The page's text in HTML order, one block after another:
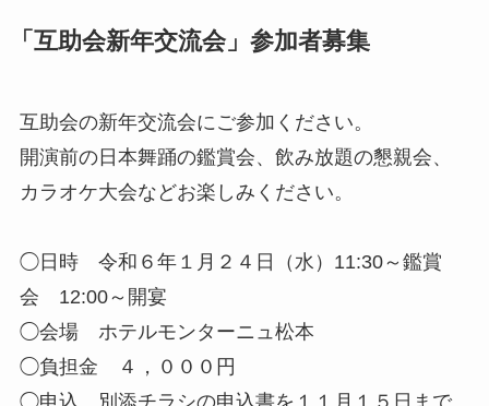
「互助会新年交流会」参加者募集
互助会の新年交流会にご参加ください。
開演前の日本舞踊の鑑賞会、飲み放題の懇親会、
カラオケ大会などお楽しみください。
◯日時 令和６年１月２４日（水）11:30～鑑賞
会 12:00～開宴
◯会場 ホテルモンターニュ松本
◯負担金 ４，０００円